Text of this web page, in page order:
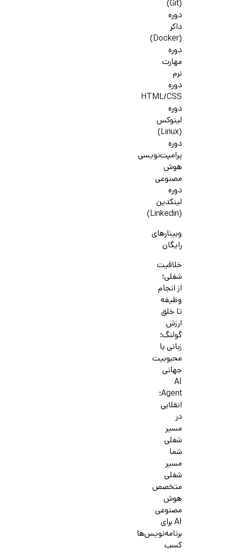
(Git)
دوره
داکر
(Docker)
دوره
مهارت
نرم
دوره
HTML/CSS
دوره
لینوکس
(Linux)
دوره
پرامپت‌نویسی
هوش
مصنوعی
دوره
لینکدین
(Linkedin)
وبینارهای
رایگان
خلاقیت
شغلی؛
از انجام
وظیفه
تا خلق
ارزش
گولنگ؛
زبانی با
محبوبیت
جهانی
AI
Agent؛
انقلابی
در
مسیر
شغلی
شما
مسیر
شغلی
متخصص
هوش
مصنوعی
AI برای
برنامه‌نویس‌ها
کسب